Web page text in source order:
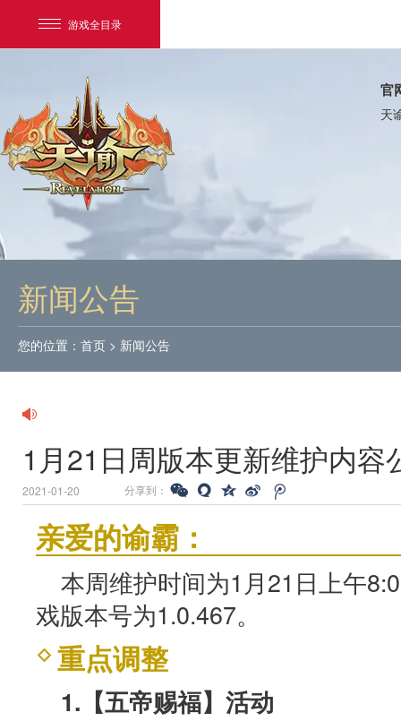
游戏全目录
网易游戏
我的足迹：
官
天
新闻公告
您的位置： 首页 > 新闻公告
1月21日周版本更新维护内容
2021-01-20 分享到：
亲爱的谕霸：
本周维护时间为1月21日上午
戏版本号为1.0.467。
重点调整
1.【五帝赐福】活动